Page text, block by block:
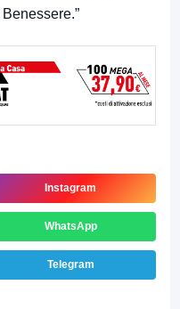
Instagram
WhatsApp
Telegram